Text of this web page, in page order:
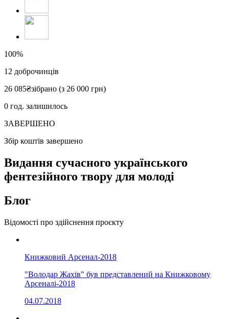
100%
12 доброчинців
26 085₴зібрано (з 26 000 грн)
0 год. залишилось
ЗАВЕРШЕНО
Збір коштів завершено
Видання сучасного українського
фентезійного твору для молоді
Блог
Відомості про здійснення проєкту
Книжковий Арсенал-2018
"Володар Жахів" був представлений на Книжковому
Арсеналі-2018
04.07.2018